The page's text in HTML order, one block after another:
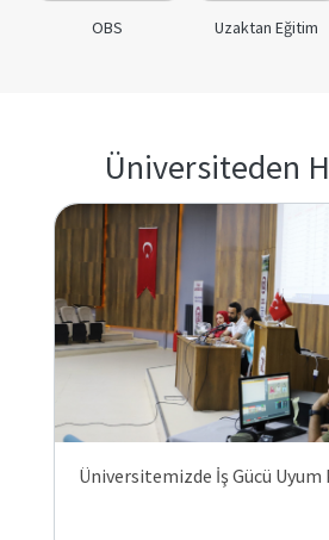
OBS Uzaktan Eğitim
Üniversiteden
Üniversitemizde İş Gücü Uyum